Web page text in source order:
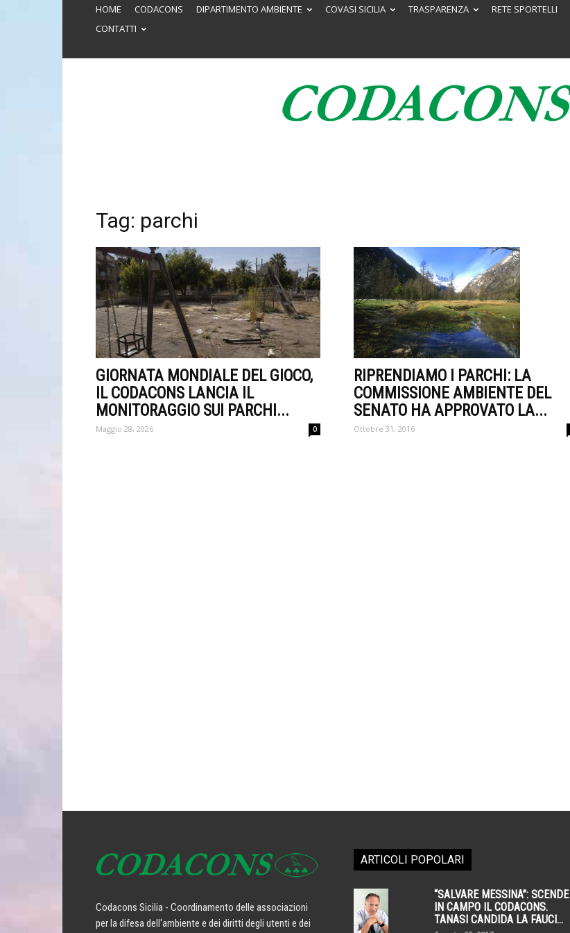
HOME CODACONS DIPARTIMENTO AMBIENTE COVASI SICILIA TRASPARENZA RETE SPORTELLI
CONTATTI
Sicilia
Tag: parchi
GIORNATA MONDIALE DEL GIOCO,
IL CODACONS LANCIA IL
MONITORAGGIO SUI PARCHI...
Maggio 28, 2026 0
RIPRENDIAMO I PARCHI: LA
COMMISSIONE AMBIENTE DEL
SENATO HA APPROVATO LA...
Ottobre 31, 2016
Codacons Sicilia - Coordinamento delle associazioni
per la difesa dell'ambiente e dei diritti degli utenti e dei
ARTICOLI POPOLARI
“SALVARE MESSINA”: SCENDE
IN CAMPO IL CODACONS.
TANASI CANDIDA LA FAUCI...